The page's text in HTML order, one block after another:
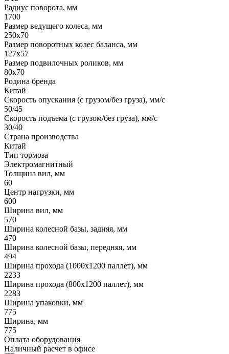
Радиус поворота, мм
1700
Размер ведущего колеса, мм
250x70
Размер поворотных колес баланса, мм
127х57
Размер подвилочных роликов, мм
80х70
Родина бренда
Китай
Скорость опускания (с грузом/без груза), мм/с
50/45
Скорость подъема (с грузом/без груза), мм/с
30/40
Страна производства
Китай
Тип тормоза
Электромагнитный
Толщина вил, мм
60
Центр нагрузки, мм
600
Ширина вил, мм
570
Ширина колесной базы, задняя, мм
470
Ширина колесной базы, передняя, мм
494
Ширина прохода (1000х1200 паллет), мм
2233
Ширина прохода (800х1200 паллет), мм
2283
Ширина упаковки, мм
775
Ширина, мм
775
Оплата оборудования
Наличный расчет в офисе